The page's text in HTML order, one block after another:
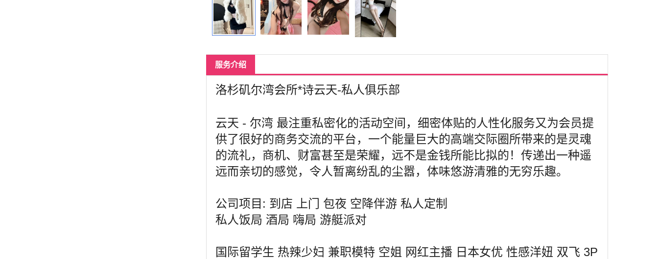
服务介绍
洛杉矶尔湾会所*诗云天-私人俱乐部
云天 - 尔湾 最注重私密化的活动空间，细密体贴的人性化服务又为会员提
供了很好的商务交流的平台，一个能量巨大的高端交际圈所带来的是灵魂
的流礼，商机、财富甚至是荣耀，远不是金钱所能比拟的！传递出一种遥
远而亲切的感觉，令人暂离纷乱的尘嚣，体味悠游清雅的无穷乐趣。
公司项目: 到店 上门 包夜 空降伴游 私人定制
私人饭局 酒局 嗨局 游艇派对
国际留学生 热辣少妇 兼职模特 空姐 网红主播 日本女优 性感洋妞 双飞 3P